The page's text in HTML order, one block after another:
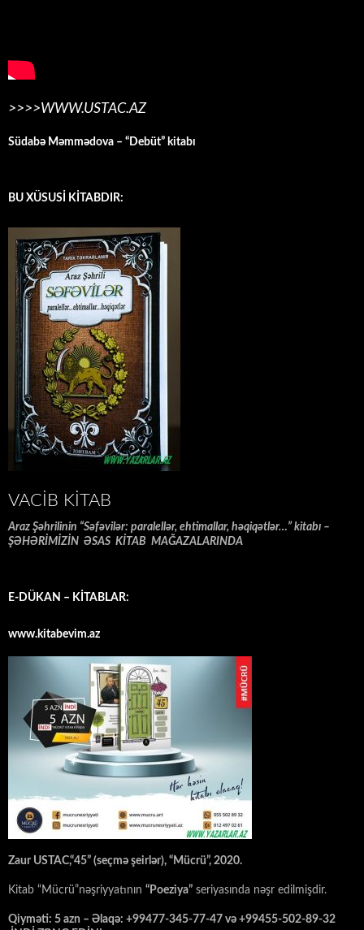
>>>>WWW.USTAC.AZ
Südabə Məmmədova – “Debüt” kitabı
BU XÜSUSİ KİTABDIR:
VACIB KITAB
Araz Şəhrilinin “Səfəvilər: paralellər, ehtimallar, həqiqətlər…” kitabı –
ŞƏHƏRİMİZİN ƏSAS KİTAB MAĞAZALARINDA
E-DÜKAN – KİTABLAR:
www.kitabevim.az
Zaur USTAC,“45” (seçmə şeirlər), “Mücrü”, 2020.
Kitab “Mücrü”nəşriyyatının “Poeziya” seriyasında nəşr edilmişdir.
Qiyməti: 5 azn – Əlaqə: +99477-345-77-47 və +99455-502-89-32